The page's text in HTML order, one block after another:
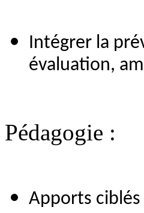
Intégrer la
évaluation,
Pédagogie :
Apports ciblés